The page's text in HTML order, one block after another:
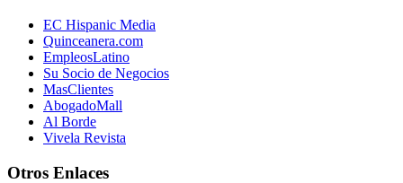
EC Hispanic Media
Quinceanera.com
EmpleosLatino
Su Socio de Negocios
MasClientes
AbogadoMall
Al Borde
Vivela Revista
Otros Enlaces